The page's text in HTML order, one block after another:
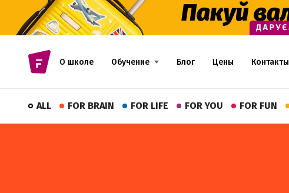
О школе Обучение Блог Цены Контакты
ALL FOR BRAIN FOR LIFE FOR YOU FOR FUN